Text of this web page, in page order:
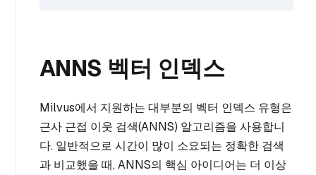
ANNS 벡터 인덱스
Milvus에서 지원하는 대부분의 벡터 인덱스 유형은
근사 근접 이웃 검색(ANNS) 알고리즘을 사용합니
다. 일반적으로 시간이 많이 소요되는 정확한 검색
과 비교했을 때, ANNS의 핵심 아이디어는 더 이상